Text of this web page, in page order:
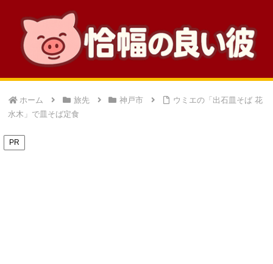
ホーム 旅先 神戸市
ウミエの「出石皿そば 花
水木」で皿そば定食
PR